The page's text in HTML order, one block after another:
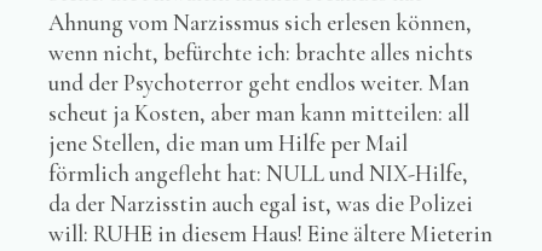
Ahnung vom Narzissmus sich erlesen können,
wenn nicht, befürchte ich: brachte alles nichts
und der Psychoterror geht endlos weiter. Man
scheut ja Kosten, aber man kann mitteilen: all
jene Stellen, die man um Hilfe per Mail
förmlich angefleht hat: NULL und NIX-Hilfe,
da der Narzisstin auch egal ist, was die Polizei
will: RUHE in diesem Haus! Eine ältere Mieterin